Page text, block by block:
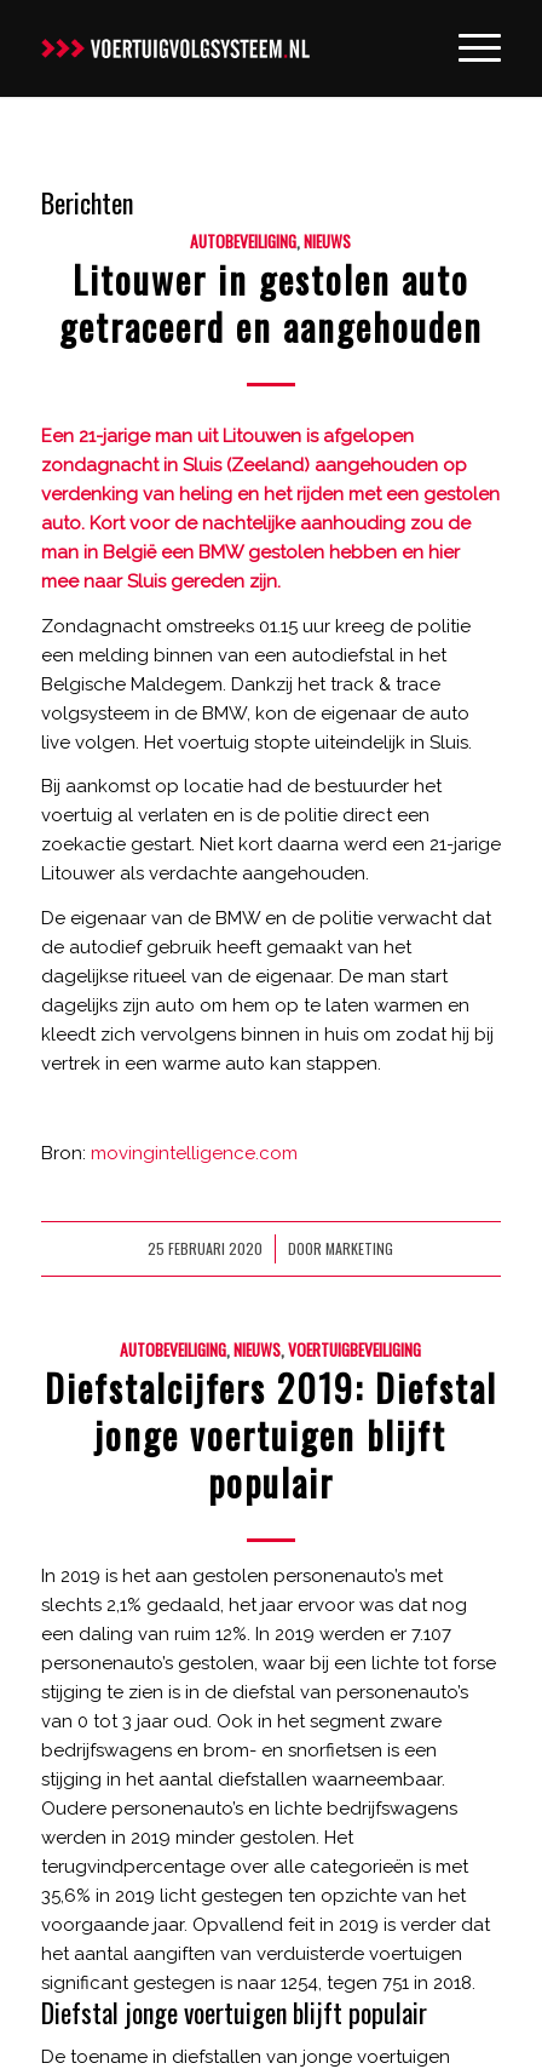
Berichten
AUTOBEVEILIGING,NIEUWS
Litouwer in gestolen auto
getraceerd en aangehouden
Een 21-jarige man uit Litouwen is afgelopen
zondagnacht in Sluis (Zeeland) aangehouden op
verdenking van heling en het rijden met een gestolen
auto. Kort voor de nachtelijke aanhouding zou de
man in België een BMW gestolen hebben en hier
mee naar Sluis gereden zijn.
Zondagnacht omstreeks 01.15 uur kreeg de politie
een melding binnen van een autodiefstal in het
Belgische Maldegem. Dankzij het track & trace
volgsysteem in de BMW, kon de eigenaar de auto
live volgen. Het voertuig stopte uiteindelijk in Sluis.
Bij aankomst op locatie had de bestuurder het
voertuig al verlaten en is de politie direct een
zoekactie gestart. Niet kort daarna werd een 21-jarige
Litouwer als verdachte aangehouden.
De eigenaar van de BMW en de politie verwacht dat
de autodief gebruik heeft gemaakt van het
dagelijkse ritueel van de eigenaar. De man start
dagelijks zijn auto om hem op te laten warmen en
kleedt zich vervolgens binnen in huis om zodat hij bij
vertrek in een warme auto kan stappen.
Bron: movingintelligence.com
25 FEBRUARI 2020
/ DOORMARKETING
AUTOBEVEILIGING,NIEUWS,VOERTUIGBEVEILIGING
Diefstalcijfers 2019: Diefstal
jonge voertuigen blijft
populair
In 2019 is het aan gestolen personenauto’s met
slechts 2,1% gedaald, het jaar ervoor was dat nog
een daling van ruim 12%. In 2019 werden er 7.107
personenauto’s gestolen, waar bij een lichte tot forse
stijging te zien is in de diefstal van personenauto’s
van 0 tot 3 jaar oud. Ook in het segment zware
bedrijfswagens en brom- en snorfietsen is een
stijging in het aantal diefstallen waarneembaar.
Oudere personenauto’s en lichte bedrijfswagens
werden in 2019 minder gestolen. Het
terugvindpercentage over alle categorieën is met
35,6% in 2019 licht gestegen ten opzichte van het
voorgaande jaar. Opvallend feit in 2019 is verder dat
het aantal aangiften van verduisterde voertuigen
significant gestegen is naar 1254, tegen 751 in 2018.
Diefstal jonge voertuigen blijft populair
De toename in diefstallen van jonge voertuigen